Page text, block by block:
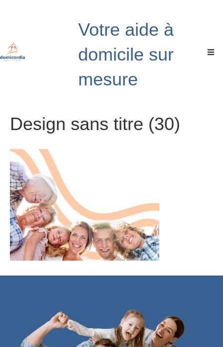
Votre aide à
domicile sur
mesure
Design sans titre (30)